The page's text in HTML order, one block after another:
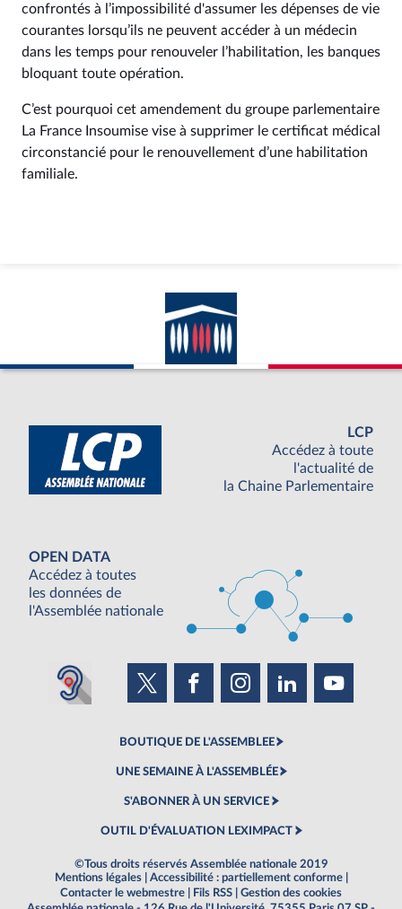
confrontés à l’impossibilité d'assumer les dépenses de vie
courantes lorsqu’ils ne peuvent accéder à un médecin
dans les temps pour renouveler l’habilitation, les banques
bloquant toute opération.
C’est pourquoi cet amendement du groupe parlementaire
La France Insoumise vise à supprimer le certificat médical
circonstancié pour le renouvellement d’une habilitation
familiale.
LCP
Accédez à toute
l'actualité de
la Chaine Parlementaire
OPEN DATA
Accédez à toutes
les données de
l'Assemblée nationale
BOUTIQUE DE L'ASSEMBLEE
UNE SEMAINE À L'ASSEMBLÉE
S'ABONNER À UN SERVICE
OUTIL D'ÉVALUATION LEXIMPACT
©Tous droits réservés Assemblée nationale 2019
Mentions légales
Accessibilité : partiellement conforme
Contacter le webmestre
Fils RSS
Gestion des cookies